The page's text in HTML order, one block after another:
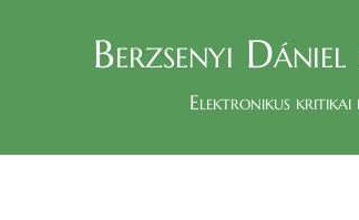
Berzsenyi Dániel
Elektronikus kritikai